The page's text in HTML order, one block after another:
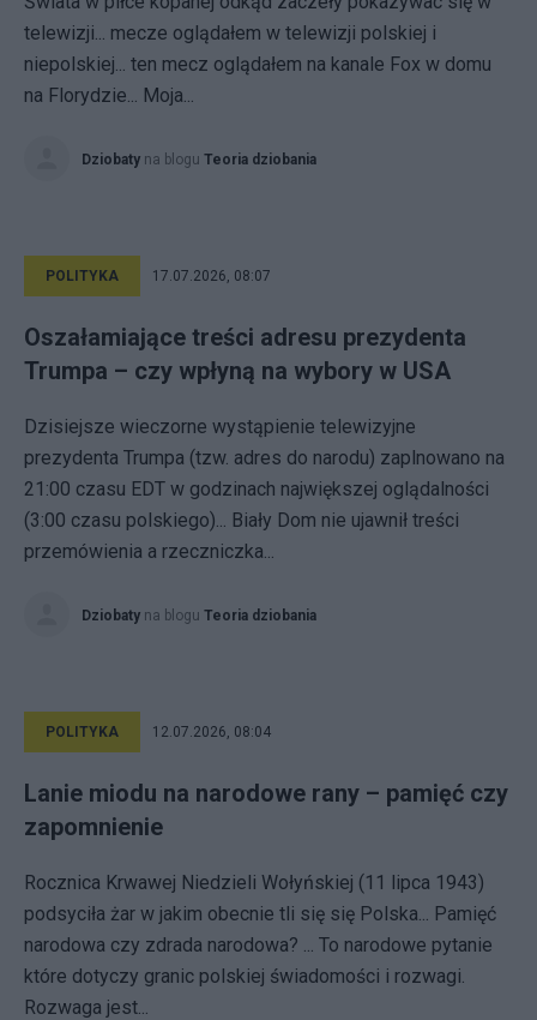
telewizji... mecze oglądałem w telewizji polskiej i
niepolskiej... ten mecz oglądałem na kanale Fox w domu
na Florydzie... Moja...
Dziobaty na blogu Teoria dziobania
POLITYKA 17.07.2026, 08:07
Oszałamiające treści adresu prezydenta
Trumpa – czy wpłyną na wybory w USA
Dzisiejsze wieczorne wystąpienie telewizyjne
prezydenta Trumpa (tzw. adres do narodu) zaplnowano na
21:00 czasu EDT w godzinach największej oglądalności
(3:00 czasu polskiego)... Biały Dom nie ujawnił treści
przemówienia a rzeczniczka...
Dziobaty na blogu Teoria dziobania
POLITYKA 12.07.2026, 08:04
Lanie miodu na narodowe rany – pamięć czy
zapomnienie
Rocznica Krwawej Niedzieli Wołyńskiej (11 lipca 1943)
podsyciła żar w jakim obecnie tli się się Polska... Pamięć
narodowa czy zdrada narodowa? ... To narodowe pytanie
które dotyczy granic polskiej świadomości i rozwagi.
Rozwaga jest...